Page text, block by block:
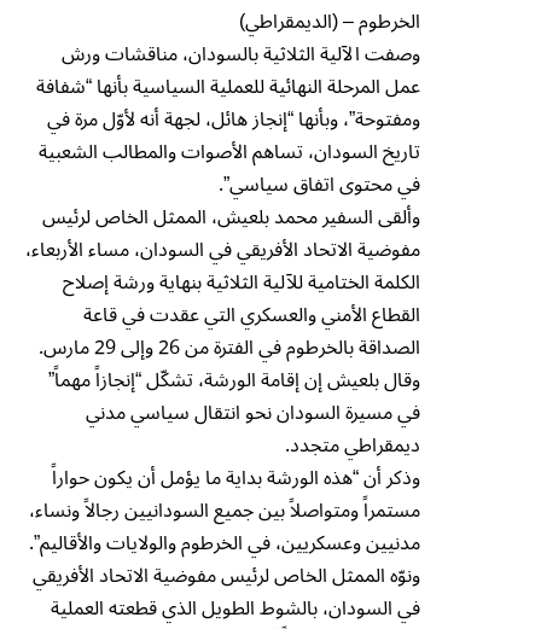
الخرطوم – (الديمقراطي)
وصفت الآلية الثلاثية بالسودان، مناقشات ورش
عمل المرحلة النهائية للعملية السياسية بأنها “شفافة
ومفتوحة”، وبأنها “إنجاز هائل، لجهة أنه لأوّل مرة في
تاريخ السودان، تساهم الأصوات والمطالب الشعبية
في محتوى اتفاق سياسي”.
وألقى السفير محمد بلعيش، الممثل الخاص لرئيس
مفوضية الاتحاد الأفريقي في السودان، مساء الأربعاء،
الكلمة الختامية للآلية الثلاثية بنهاية ورشة إصلاح
القطاع الأمني والعسكري التي عقدت في قاعة
الصداقة بالخرطوم في الفترة من 26 وإلى 29 مارس.
وقال بلعيش إن إقامة الورشة، تشكّل “إنجازاً مهماً”
في مسيرة السودان نحو انتقال سياسي مدني
ديمقراطي متجدد.
وذكر أن “هذه الورشة بداية ما يؤمل أن يكون حواراً
مستمراً ومتواصلاً بين جميع السودانيين رجالاً ونساء،
مدنيين وعسكريين، في الخرطوم والولايات والأقاليم”.
ونوّه الممثل الخاص لرئيس مفوضية الاتحاد الأفريقي
في السودان، بالشوط الطويل الذي قطعته العملية